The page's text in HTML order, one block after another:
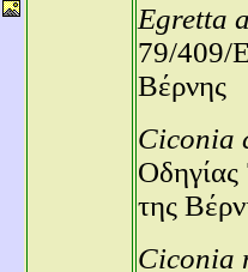
Egretta
79/409/
Βέρνης
Ciconia
της
Ciconia